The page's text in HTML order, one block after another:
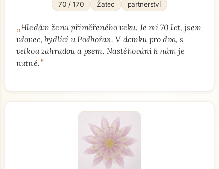
70 / 170 Žatec partnerství
„Hledám ženu přiměřeného veku. Je mi 70 let, jsem
vdovec, bydlící u Podbořan. V domku pro dva, s
velkou zahradou a psem. Nastěhování k nám je
nutné."